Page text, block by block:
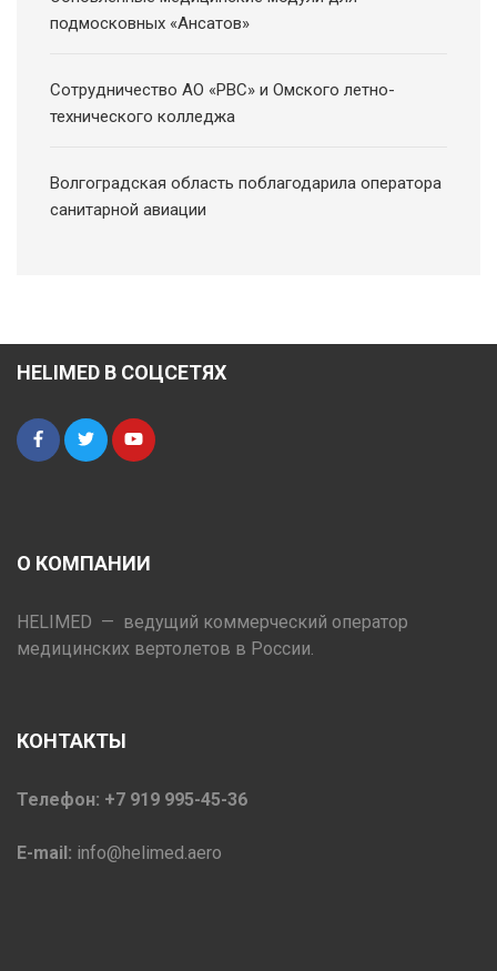
подмосковных «Ансатов»
Сотрудничество АО «РВС» и Омского летно-
технического колледжа
Волгоградская область поблагодарила оператора
санитарной авиации
HELIMED В СОЦСЕТЯХ
О КОМПАНИИ
HELIMED — ведущий коммерческий оператор
медицинских вертолетов в России.
КОНТАКТЫ
Телефон: +7 919 995-45-36
E-mail: info@helimed.aero